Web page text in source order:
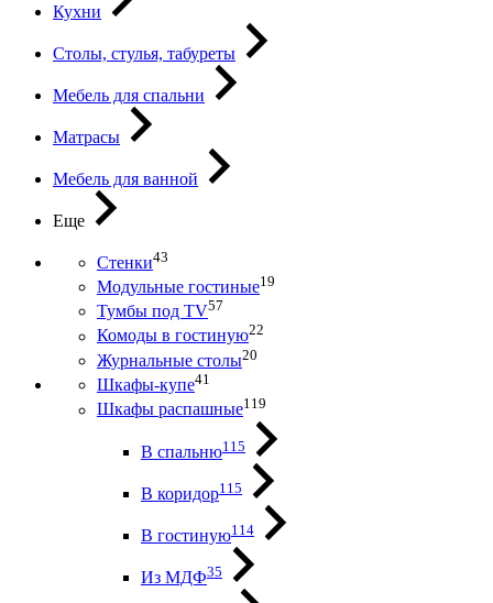
Кухни
Столы, стулья, табуреты
Мебель для спальни
Матрасы
Мебель для ванной
Еще
Стенки43
Модульные гостиные19
Тумбы под ТV57
Комоды в гостиную22
Журнальные столы20
Шкафы-купе41
Шкафы распашные119
В спальню115
В коридор115
В гостиную114
Из МДФ35